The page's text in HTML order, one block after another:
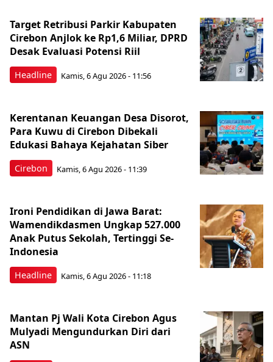
Headline
Target Retribusi Parkir Kabupaten
Cirebon Anjlok ke Rp1,6 Miliar, DPRD
Desak Evaluasi Potensi Riil
Kamis, 6 Agu 2026 - 11:56
Cirebon
Kerentanan Keuangan Desa Disorot,
Para Kuwu di Cirebon Dibekali
Edukasi Bahaya Kejahatan Siber
Kamis, 6 Agu 2026 - 11:39
Headline
Ironi Pendidikan di Jawa Barat:
Wamendikdasmen Ungkap 527.000
Anak Putus Sekolah, Tertinggi Se-
Indonesia
Kamis, 6 Agu 2026 - 11:18
Mantan Pj Wali Kota Cirebon Agus
Mulyadi Mengundurkan Diri dari
ASN